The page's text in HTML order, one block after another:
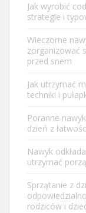
Jak wyrobić
strategie i
Wieczorne
zorganizować
przed snem
Jak utrzymać
techniki i
Poranne
dzień z
Nawyk
utrzymać
Sprzątanie z
rodziców i